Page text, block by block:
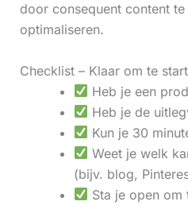
door consequent content
optimaliseren.
Checklist – Klaar om te
Heb je een
Heb je de
Kun je 30
Weet je welk
(bijv. blog,
Sta je open om